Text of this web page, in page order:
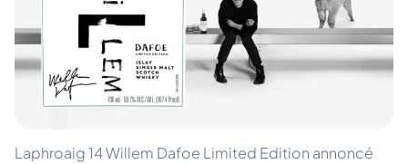
Laphroaig 14 Willem Dafoe Limited Edition annoncé